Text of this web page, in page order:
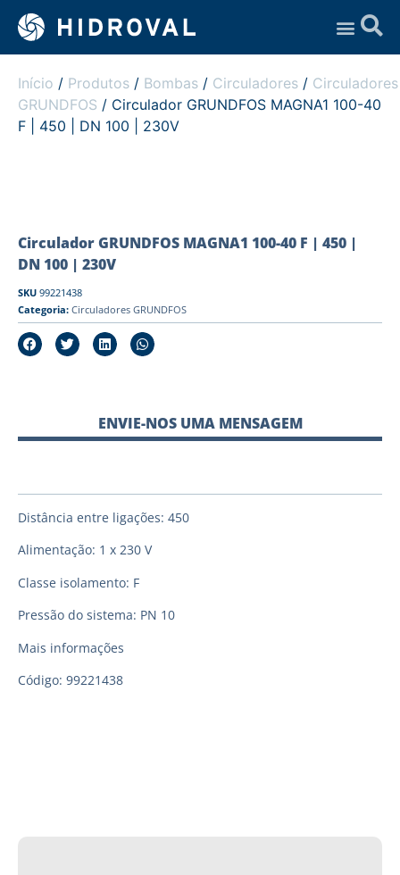
Início / Produtos / Bombas / Circuladores / Circuladores
GRUNDFOS / Circulador GRUNDFOS MAGNA1 100-40
F | 450 | DN 100 | 230V
Circulador GRUNDFOS MAGNA1 100-40 F | 450 |
DN 100 | 230V
SKU 99221438
Categoria: Circuladores GRUNDFOS
ENVIE-NOS UMA MENSAGEM
Distância entre ligações: 450
Alimentação: 1 x 230 V
Classe isolamento: F
Pressão do sistema: PN 10
Mais informações
Código: 99221438